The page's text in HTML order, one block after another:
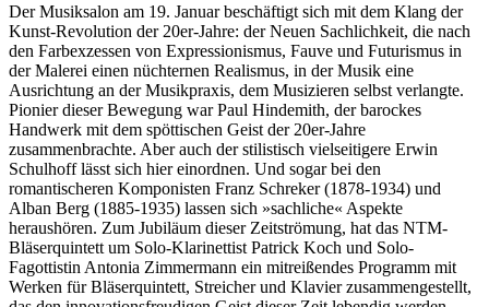
Der Musiksalon am 19. Januar beschäftigt sich mit dem Klang der
Kunst-Revolution der 20er-Jahre: der Neuen Sachlichkeit, die nach
den Farbexzessen von Expressionismus, Fauve und Futurismus in
der Malerei einen nüchternen Realismus, in der Musik eine
Ausrichtung an der Musikpraxis, dem Musizieren selbst verlangte.
Pionier dieser Bewegung war Paul Hindemith, der barockes
Handwerk mit dem spöttischen Geist der 20er-Jahre
zusammenbrachte. Aber auch der stilistisch vielseitigere Erwin
Schulhoff lässt sich hier einordnen. Und sogar bei den
romantischeren Komponisten Franz Schreker (1878-1934) und
Alban Berg (1885-1935) lassen sich »sachliche« Aspekte
heraushören. Zum Jubiläum dieser Zeitströmung, hat das NTM-
Bläserquintett um Solo-Klarinettist Patrick Koch und Solo-
Fagottistin Antonia Zimmermann ein mitreißendes Programm mit
Werken für Bläserquintett, Streicher und Klavier zusammengestellt,